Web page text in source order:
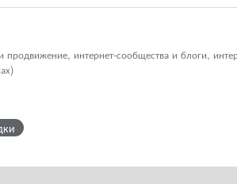
продвижение, интернет-сообщества и блоги,